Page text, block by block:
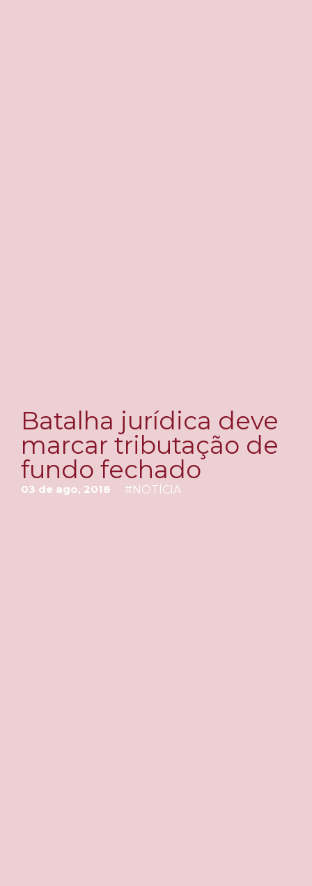
Batalha jurídica deve
marcar tributação de
fundo fechado
03 de ago, 2018 #NOTÍCIA